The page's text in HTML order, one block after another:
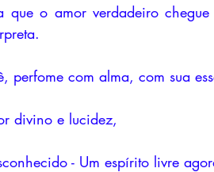
que o amor verdadeiro
perfome com alma, com sua
divino e lucidez,
- Um espírito livre